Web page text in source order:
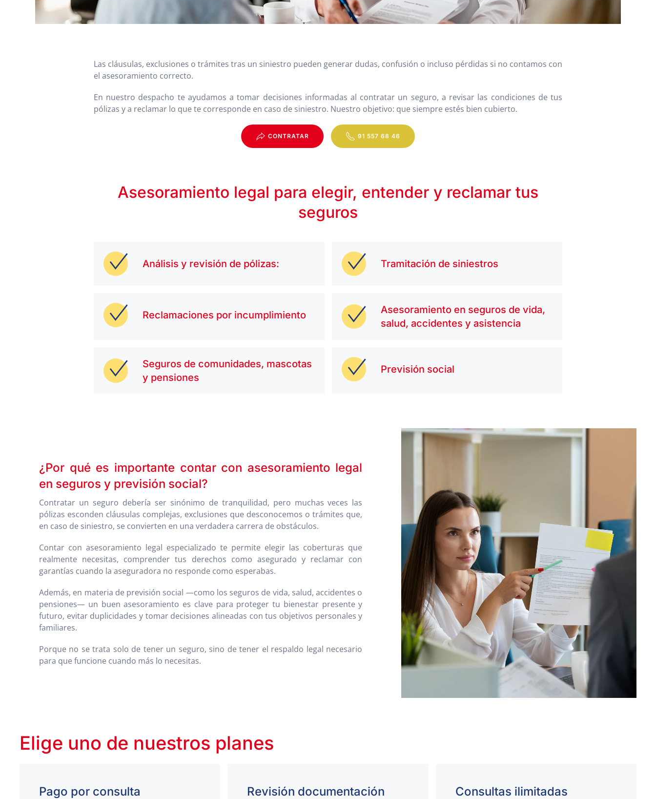
Las cláusulas, exclusiones o trámites tras un siniestro pueden generar dudas, confusión o incluso pérdidas si no contamos con
el asesoramiento correcto.
En nuestro despacho te ayudamos a tomar decisiones informadas al contratar un seguro, a revisar las condiciones de tus
pólizas y a reclamar lo que te corresponde en caso de siniestro. Nuestro objetivo: que siempre estés bien cubierto.
CONTRATAR 91 557 68 46
Asesoramiento legal para elegir, entender y reclamar tus
seguros
Análisis y revisión de pólizas: Tramitación de siniestros
Reclamaciones por incumplimiento
Asesoramiento en seguros de vida,
salud, accidentes y asistencia
Seguros de comunidades, mascotas
y pensiones
Previsión social
¿Por qué es importante contar con asesoramiento legal
en seguros y previsión social?
Contratar un seguro debería ser sinónimo de tranquilidad, pero muchas veces las
pólizas esconden cláusulas complejas, exclusiones que desconocemos o trámites que,
en caso de siniestro, se convierten en una verdadera carrera de obstáculos.
Contar con asesoramiento legal especializado te permite elegir las coberturas que
realmente necesitas, comprender tus derechos como asegurado y reclamar con
garantías cuando la aseguradora no responde como esperabas.
Además, en materia de previsión social —como los seguros de vida, salud, accidentes o
pensiones— un buen asesoramiento es clave para proteger tu bienestar presente y
futuro, evitar duplicidades y tomar decisiones alineadas con tus objetivos personales y
familiares.
Porque no se trata solo de tener un seguro, sino de tener el respaldo legal necesario
para que funcione cuando más lo necesitas.
Elige uno de nuestros planes
Pago por consulta Revisión documentación Consultas ilimitadas